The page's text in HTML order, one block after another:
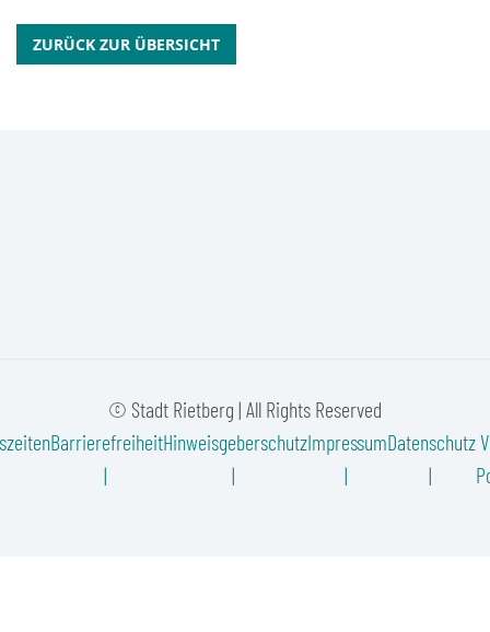
ZURÜCK ZUR ÜBERSICHT
© Stadt Rietberg | All Rights Reserved
BarrierefreiheitHinweisgeberschutzImpressumDatenschutz